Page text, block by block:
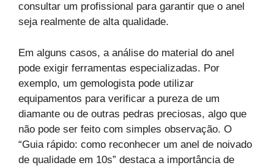
consultar um profissional para garantir que o anel
seja realmente de alta qualidade.
Em alguns casos, a análise do material do anel
pode exigir ferramentas especializadas. Por
exemplo, um gemologista pode utilizar
equipamentos para verificar a pureza de um
diamante ou de outras pedras preciosas, algo que
não pode ser feito com simples observação. O
“Guia rápido: como reconhecer um anel de noivado
de qualidade em 10s” destaca a importância de